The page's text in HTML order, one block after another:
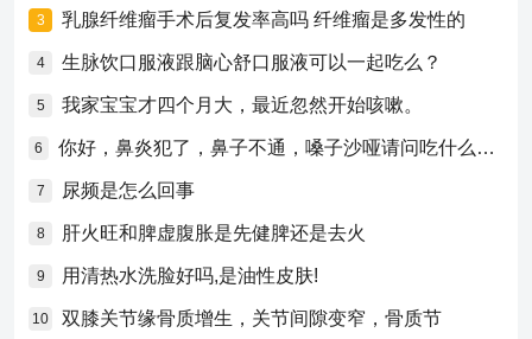
3 乳腺纤维瘤手术后复发率高吗 纤维瘤是多发性的
4 生脉饮口服液跟脑心舒口服液可以一起吃么？
5 我家宝宝才四个月大，最近忽然开始咳嗽。
6 你好，鼻炎犯了，鼻子不通，嗓子沙哑请问吃什么药比较好？
7 尿频是怎么回事
8 肝火旺和脾虚腹胀是先健脾还是去火
9 用清热水洗脸好吗,是油性皮肤!
10 双膝关节缘骨质增生，关节间隙变窄，骨质节